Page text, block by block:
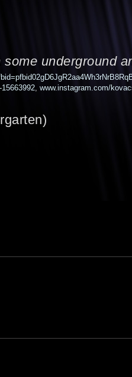
underground
www.instagram.com/